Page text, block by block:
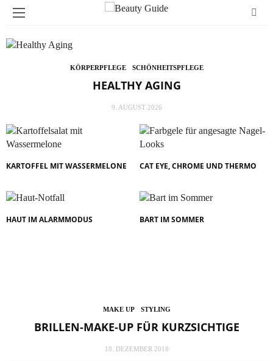
KÖRPERPFLEGE SCHÖNHEITSPFLEGE
HEALTHY AGING
9. AUGUST 2026
KARTOFFEL MIT WASSERMELONE CAT EYE, CHROME UND THERMO
HAUT IM ALARMMODUS BART IM SOMMER
MAKE UP STYLING
BRILLEN-MAKE-UP FÜR KURZSICHTIGE
18. DEZEMBER 2018